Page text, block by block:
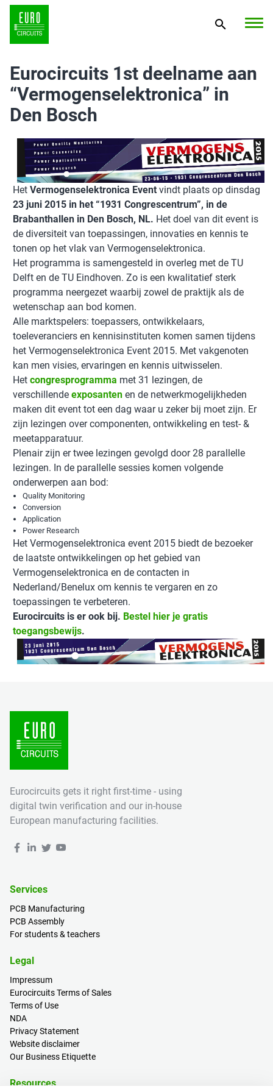
Eurocircuits 1st deelname aan
“Vermogenselektronica” in
Den Bosch
Het Vermogenselektronica Event vindt plaats op dinsdag
23 juni 2015 in het “1931 Congrescentrum”, in de
Brabanthallen in Den Bosch, NL. Het doel van dit event is
de diversiteit van toepassingen, innovaties en kennis te
tonen op het vlak van Vermogenselektronica.
Het programma is samengesteld in overleg met de TU
Delft en de TU Eindhoven. Zo is een kwalitatief sterk
programma neergezet waarbij zowel de praktijk als de
wetenschap aan bod komen.
Alle marktspelers: toepassers, ontwikkelaars,
toeleveranciers en kennisinstituten komen samen tijdens
het Vermogenselektronica Event 2015. Met vakgenoten
kan men visies, ervaringen en kennis uitwisselen.
Het congresprogramma met 31 lezingen, de
verschillende exposanten en de netwerkmogelijkheden
maken dit event tot een dag waar u zeker bij moet zijn. Er
zijn lezingen over componenten, ontwikkeling en test- &
meetapparatuur.
Plenair zijn er twee lezingen gevolgd door 28 parallelle
lezingen. In de parallelle sessies komen volgende
onderwerpen aan bod:
Quality Monitoring
Conversion
Application
Power Research
Het Vermogenselektronica event 2015 biedt de bezoeker
de laatste ontwikkelingen op het gebied van
Vermogenselektronica en de contacten in
Nederland/Benelux om kennis te vergaren en zo
toepassingen te verbeteren.
Eurocircuits is er ook bij. Bestel hier je gratis
toegangsbewijs.
Eurocircuits gets it right first-time - using
digital twin verification and our in-house
European manufacturing facilities.
Services
PCB Manufacturing
PCB Assembly
For students & teachers
Legal
Impressum
Eurocircuits Terms of Sales
Terms of Use
NDA
Privacy Statement
Website disclaimer
Our Business Etiquette
Resources